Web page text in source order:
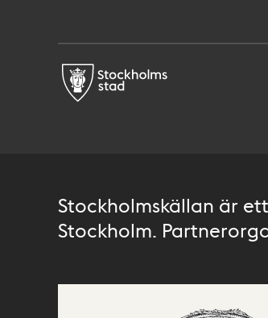
Stockholmskällan är
Stockholm.